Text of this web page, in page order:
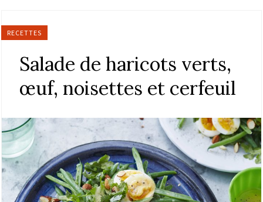
RECETTES
Salade de haricots verts,
œuf, noisettes et cerfeuil